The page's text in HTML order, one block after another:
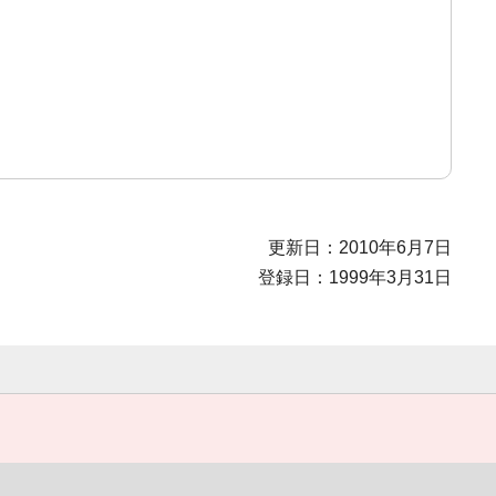
更新日：2010年6月7日
登録日：1999年3月31日